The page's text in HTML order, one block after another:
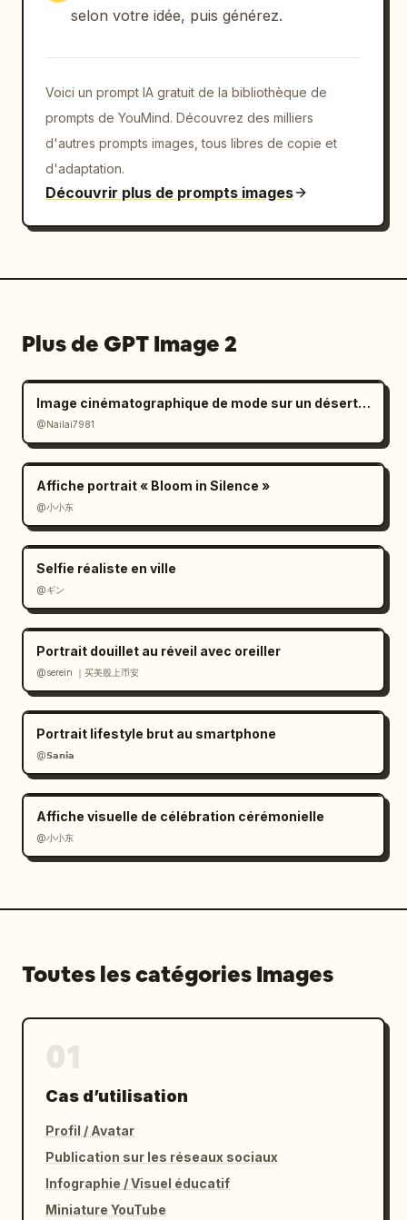
selon votre idée, puis générez.
Voici un prompt IA gratuit de la bibliothèque de
prompts de YouMind. Découvrez des milliers
d'autres prompts images, tous libres de copie et
d'adaptation.
Découvrir plus de prompts images
Plus de GPT Image 2
Image cinématographique de mode sur un désert de sel à l'ambiance mélancolique
@Nailai7981
Affiche portrait « Bloom in Silence »
@小小东
Selfie réaliste en ville
@ギン
Portrait douillet au réveil avec oreiller
@serein ｜买美股上币安
Portrait lifestyle brut au smartphone
@𝗦𝗮𝗻𝗶𝗮
Affiche visuelle de célébration cérémonielle
@小小东
Toutes les catégories Images
Cas d’utilisation
Profil / Avatar
Publication sur les réseaux sociaux
Infographie / Visuel éducatif
Miniature YouTube